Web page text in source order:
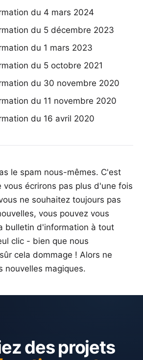
du 4 mars 2024
du 5 décembre 2023
du 1 mars 2023
du 5 octobre 2021
du 30 novembre 2020
du 11 novembre 2020
du 16 avril 2020
le spam nous-mêmes. C'est
vous écrirons pas plus d'une fois
ne souhaitez toujours pas
vous pouvez vous
bulletin d'information à tout
clic - bien que nous
cela dommage ! Alors ne
nouvelles magiques.
des projets